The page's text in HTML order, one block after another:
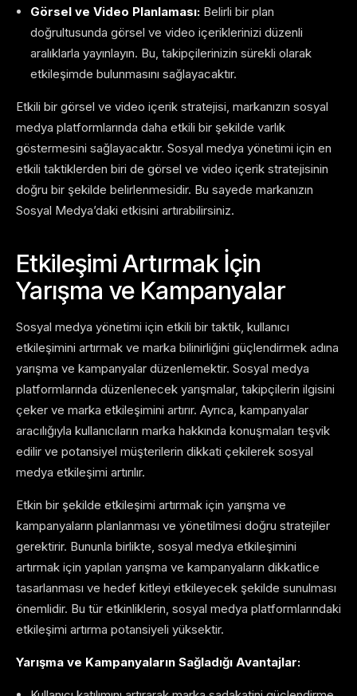
Görsel ve Video Planlaması: Belirli bir plan
doğrultusunda görsel ve video içeriklerinizi düzenli
aralıklarla yayınlayın. Bu, takipçilerinizin sürekli olarak
etkileşimde bulunmasını sağlayacaktır.
Etkili bir görsel ve video içerik stratejisi, markanızın sosyal
medya platformlarında daha etkili bir şekilde varlık
göstermesini sağlayacaktır. Sosyal medya yönetimi için en
etkili taktiklerden biri de görsel ve video içerik stratejisinin
doğru bir şekilde belirlenmesidir. Bu sayede markanızın
Sosyal Medya’daki etkisini artırabilirsiniz.
Etkileşimi Artırmak İçin
Yarışma ve Kampanyalar
Sosyal medya yönetimi için etkili bir taktik, kullanıcı
etkileşimini artırmak ve marka bilinirliğini güçlendirmek adına
yarışma ve kampanyalar düzenlemektir. Sosyal medya
platformlarında düzenlenecek yarışmalar, takipçilerin ilgisini
çeker ve marka etkileşimini artırır. Ayrıca, kampanyalar
aracılığıyla kullanıcıların marka hakkında konuşmaları teşvik
edilir ve potansiyel müşterilerin dikkati çekilerek sosyal
medya etkileşimi artırılır.
Etkin bir şekilde etkileşimi artırmak için yarışma ve
kampanyaların planlanması ve yönetilmesi doğru stratejiler
gerektirir. Bununla birlikte, sosyal medya etkileşimini
artırmak için yapılan yarışma ve kampanyaların dikkatlice
tasarlanması ve hedef kitleyi etkileyecek şekilde sunulması
önemlidir. Bu tür etkinliklerin, sosyal medya platformlarındaki
etkileşimi artırma potansiyeli yüksektir.
Yarışma ve Kampanyaların Sağladığı Avantajlar: